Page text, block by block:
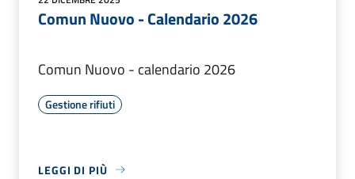
Comun Nuovo - Calendario 2026
Comun Nuovo - calendario 2026
Gestione rifiuti
LEGGI DI PIÙ